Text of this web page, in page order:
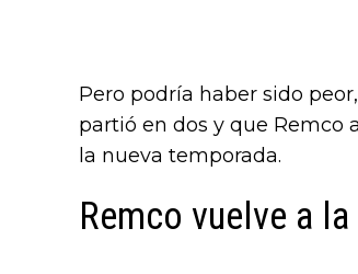
Pero podría haber sido
partió en dos y que Remco
la nueva temporada.
Remco vuelve a la